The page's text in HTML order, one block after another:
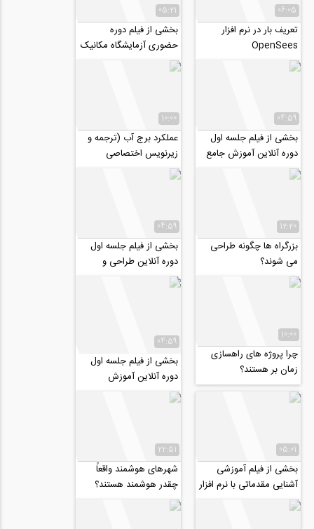
06:05
تعریف بار در نرم افزار
OpenSees
05:21
بخشی از فیلم دوره
حضوری آزمایشگاه مکانیک
خاک و ژئوتکنیک
(آزمایشگاهی _ عملیاتی)
04:59
بخشی از فیلم جلسه اول
دوره آنلاین آموزش جامع
طراحی سوله در SAP
10:00
عملکرد برج آب (ترجمه و
زیرنویس اختصاصی
موسسه ۸۰۸)
12:20
بزرگراه ها چگونه طراحی
می شوند؟
04:59
بخشی از فیلم جلسه اول
دوره آنلاین طراحی و
نظارت تاسیسات مکانیکی
ساختمان ها با...
10:00
چرا پروژه های راهسازی
زمان بر هستند؟
04:59
بخشی از فیلم جلسه اول
دوره آنلاین آموزش
2020-midas GTS
05:01
بخشی از فیلم آموزشی
آشنایی مقدماتی با نرم افزار
OpenSees
22:51
شهرهای هوشمند واقعاً
چقدر هوشمند هستند؟